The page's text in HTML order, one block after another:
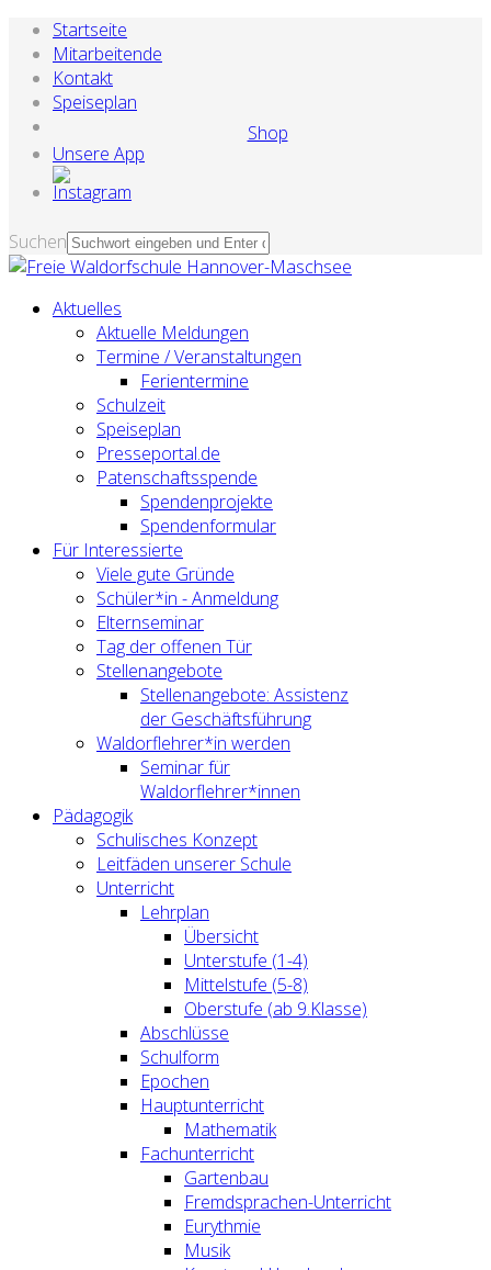
Startseite
Mitarbeitende
Kontakt
Speiseplan
Shop
Unsere App
Suchen
Aktuelles
Aktuelle Meldungen
Termine / Veranstaltungen
Ferientermine
Schulzeit
Speiseplan
Presseportal.de
Patenschaftsspende
Spendenprojekte
Spendenformular
Für Interessierte
Viele gute Gründe
Schüler*in - Anmeldung
Elternseminar
Tag der offenen Tür
Stellenangebote
Stellenangebote: Assistenz
der Geschäftsführung
Waldorflehrer*in werden
Seminar für
Waldorflehrer*innen
Pädagogik
Schulisches Konzept
Leitfäden unserer Schule
Unterricht
Lehrplan
Übersicht
Unterstufe (1-4)
Mittelstufe (5-8)
Oberstufe (ab 9.Klasse)
Abschlüsse
Schulform
Epochen
Hauptunterricht
Mathematik
Fachunterricht
Gartenbau
Fremdsprachen-Unterricht
Eurythmie
Musik